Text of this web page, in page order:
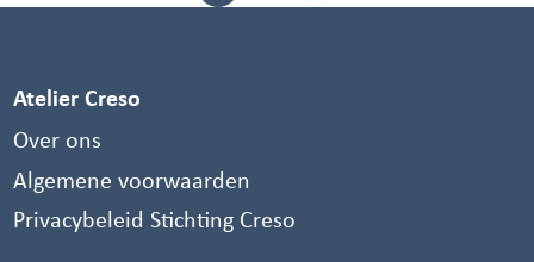
Atelier Creso
Over ons
Algemene voorwaarden
Privacybeleid Stichting Creso